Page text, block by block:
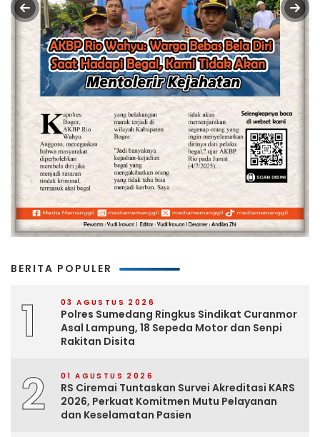
BERITA POPULER
1 03 AGUSTUS 2026
Polres Sumedang Ringkus Sindikat Curanmor
Asal Lampung, 18 Sepeda Motor dan Senpi
Rakitan Disita
2 01 AGUSTUS 2026
RS Ciremai Tuntaskan Survei Akreditasi KARS
2026, Perkuat Komitmen Mutu Pelayanan
dan Keselamatan Pasien